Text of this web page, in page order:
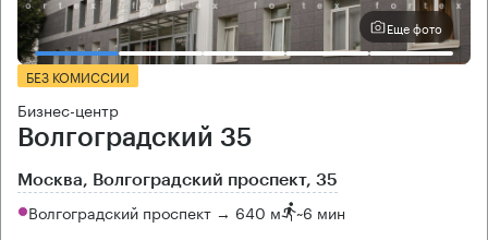
Еще фото
БЕЗ КОМИССИИ
Бизнес-центр
Волгоградский 35
Москва, Волгоградский проспект, 35
Волгоградский проспект → 640 м ~6 мин